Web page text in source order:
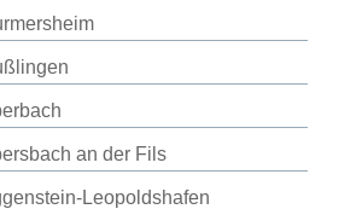
an der Fils
Leopoldshafen